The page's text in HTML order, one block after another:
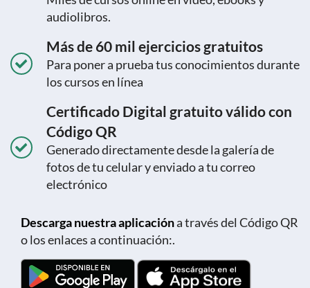
audiolibros.
Más de 60 mil ejercicios gratuitos
Para poner a prueba tus conocimientos durante
los cursos en línea
Certificado Digital gratuito válido con
Código QR
Generado directamente desde la galería de
fotos de tu celular y enviado a tu correo
electrónico
Descarga nuestra aplicacióna través del Código QR
o los enlaces a continuación:.